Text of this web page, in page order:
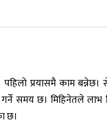
पहिलाे प्रयासमै काम
गर्ने समय छ। मिहिनेतले
छ।